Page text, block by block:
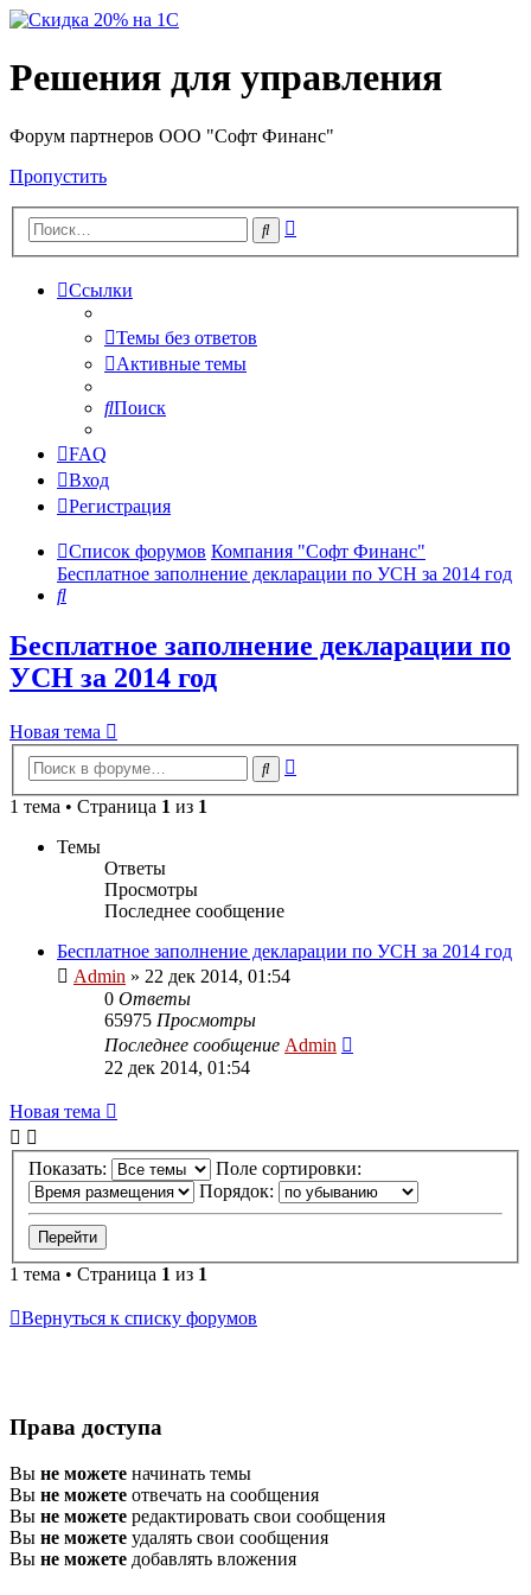
Решения для управления
Форум партнеров ООО "Софт Финанс"
Пропустить
Поиск
Ссылки
Темы без ответов
Активные темы
Поиск
FAQ
Вход
Регистрация
Список форумов Компания "Софт Финанс"
Бесплатное заполнение декларации по УСН за 2014 год
Поиск
Бесплатное заполнение декларации по
УСН за 2014 год
Новая тема
Поиск
1 тема • Страница 1 из 1
Темы
Ответы
Просмотры
Последнее сообщение
Бесплатное заполнение декларации по УСН за 2014 год
Admin » 22 дек 2014, 01:54
0 Ответы
65975 Просмотры
Последнее сообщение Admin
22 дек 2014, 01:54
Новая тема
Показать:
Поле сортировки:
Порядок:
1 тема • Страница 1 из 1
Вернуться к списку форумов
Права доступа
Вы не можете начинать темы
Вы не можете отвечать на сообщения
Вы не можете редактировать свои сообщения
Вы не можете удалять свои сообщения
Вы не можете добавлять вложения